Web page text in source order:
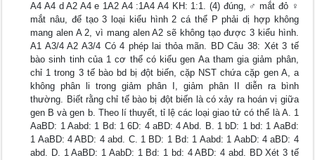
A4 A4 d A2 A4 e 1A2 A4 :1A4 A4 KH: 1:1. (4) đúng, ♂ mắt đỏ ♀
mắt nâu, để tạo 3 loại kiểu hình 2 cá thể P phải dị hợp không
mang alen A 2, vì mang alen A2 sẽ không tạo được 3 kiểu hình.
A1 A3/4 A2 A3/4 Có 4 phép lai thỏa mãn. BD Câu 38: Xét 3 tế
bào sinh tinh của 1 cơ thể có kiểu gen Aa tham gia giảm phân,
chỉ 1 trong 3 tế bào bd bị đột biến, cặp NST chứa cặp gen A, a
không phân li trong giảm phân I, giảm phân II diễn ra bình
thường. Biết rằng chỉ tế bào bị đột biến là có xảy ra hoán vị giữa
gen B và gen b. Theo lí thuyết, tỉ lệ các loại giao tử có thể là A. 1
AaBD: 1 Aabd: 1 Bd: 1 6D: 4 aBD: 4 Abd. B. 1 bD: 1 bd: 1 AaBd:
1 AaBD: 4 ABD: 4 abd. C. 1 BD: 1 Bd: 1 Aabd: 1 AabD: 4 aBD: 4
abd. D. 1 AaBD: 1 AabD: 1 Bd: 1 bd: 4 ABD: 4 abd. BD Xét 3 tế